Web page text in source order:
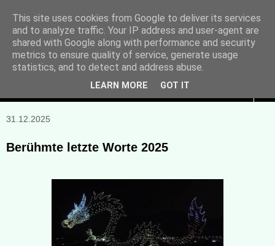
Manuela Sonntag
Bücher, Blogs & mehr
31.12.2025
Berühmte letzte Worte 2025
This site uses cookies from Google to deliver its services
and to analyze traffic. Your IP address and user-agent are
shared with Google along with performance and security
metrics to ensure quality of service, generate usage
statistics, and to detect and address abuse.
LEARN MORE GOT IT